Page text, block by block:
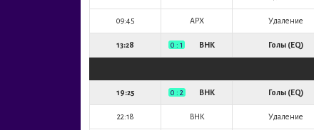
09:45 APX Удаление
13:28 0 : 1 BHK Голы (EQ)
19:25 0 : 2 BHK Голы (EQ)
22:18 BHK Удаление